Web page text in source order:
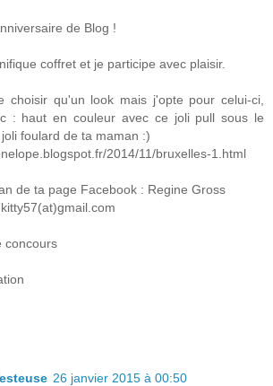
de Blog !
coffret et je participe avec plaisir.
choisir qu'un look mais j'opte pour celui-ci,
: haut en couleur avec ce joli pull sous le
foulard de ta maman :)
2014/11/bruxelles-1.html
de ta page Facebook : Regine Gross
concours
26 janvier 2015 à 00:50